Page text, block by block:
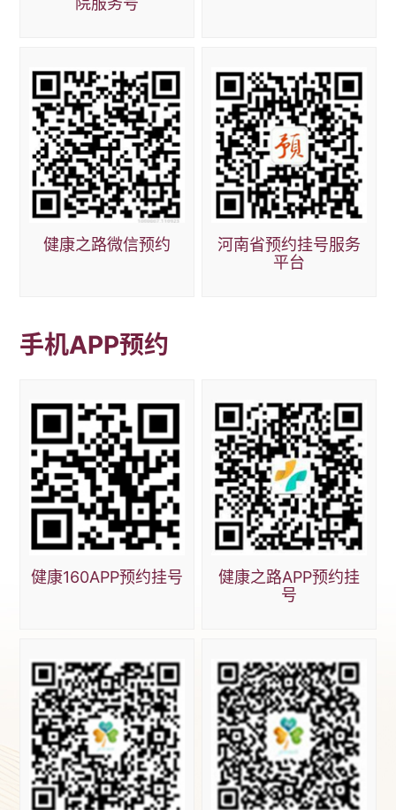
健康之路微信预约
河南省预约挂号服务
平台
手机APP预约
健康160APP预约挂号
健康之路APP预约挂
号